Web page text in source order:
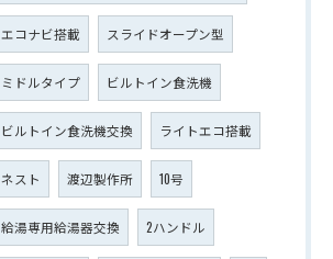
エコナビ搭載 スライドオープン型
ミドルタイプ ビルトイン食洗機
ビルトイン食洗機交換 ライトエコ搭載
ネスト 渡辺製作所 10号
給湯専用給湯器交換 2ハンドル